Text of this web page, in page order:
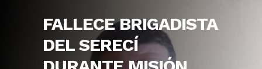
FALLECE BRIGADISTA
DEL SERECÍ